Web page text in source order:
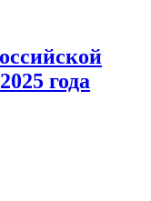
года